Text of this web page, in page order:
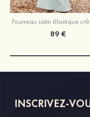
89 €
INSCRIVEZ-